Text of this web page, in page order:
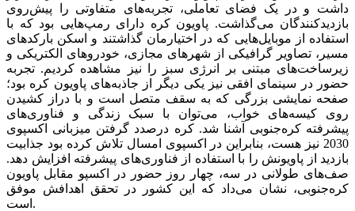
داشت و در یک فضای تعاملی، تجربه‌‌‌های متفاوتی را پیش‌روی
بازدیدکنندگان می‌‌‌گذاشت. پاویون کره دارای رمپ‌هایی بود که با
استفاده از موبایل‌هایی که در اختیارمان گذاشتند و اسکن بارکدهای
مسیر، تصاویر گرافیکی از شهرهای مجازی، خودروهای الکتریکی و
زیرساخت‌‌‌های مبتنی بر انرژی سبز را نیز مشاهده کردیم. تجربه
حضور در سینمای افقی نیز یکی دیگر از جاذبه‌‌‌های پاویون کره بود؛
صفحه نمایشی بزرگی که به سقف متصل است و با دراز کشیدن
روی کیسه‌های خواب، می‌توان با سبک زندگی و فناوری‌های
پیشرفته کره‌جنوبی آشنا شد. کره درصدد گرفتن میزبانی اکسپوی
2030 نیز هست، بنابراین در اکسپوی امسال تلاش کرده بود جذابیت
بازدید از پاویونش را با استفاده از فناوری‌های پیشرفته افزایش دهد.
صف‌های طولانی در سه، چهار روز حضور در اکسپو مقابل پاویون
کره‌جنوبی، نشان می‌داد که این کشور در تحقق اهدافش موفق
است.